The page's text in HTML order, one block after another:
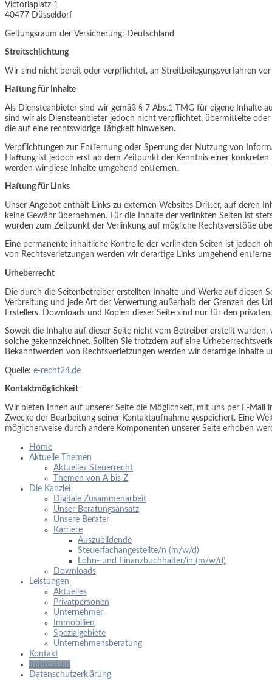
Victoriaplatz 1
40477 Düsseldorf
Geltungsraum der Versicherung: Deutschland
Streitschlichtung
Wir sind nicht bereit oder verpflichtet, an Streitbeilegungsverfahren
Haftung für Inhalte
Als Diensteanbieter sind wir gemäß § 7 Abs.1 TMG für eigene Inhalte
sind wir als Diensteanbieter jedoch nicht verpflichtet, übermittelte
die auf eine rechtswidrige Tätigkeit hinweisen.
Verpflichtungen zur Entfernung oder Sperrung der Nutzung von
Haftung ist jedoch erst ab dem Zeitpunkt der Kenntnis einer
werden wir diese Inhalte umgehend entfernen.
Haftung für Links
Unser Angebot enthält Links zu externen Websites Dritter, auf deren
keine Gewähr übernehmen. Für die Inhalte der verlinkten Seiten ist
wurden zum Zeitpunkt der Verlinkung auf mögliche Rechtsverstöße
Eine permanente inhaltliche Kontrolle der verlinkten Seiten ist jedoch
von Rechtsverletzungen werden wir derartige Links umgehend
Urheberrecht
Die durch die Seitenbetreiber erstellten Inhalte und Werke auf diesen
Verbreitung und jede Art der Verwertung außerhalb der Grenzen des
Erstellers. Downloads und Kopien dieser Seite sind nur für den
Soweit die Inhalte auf dieser Seite nicht vom Betreiber erstellt
solche gekennzeichnet. Sollten Sie trotzdem auf eine
Bekanntwerden von Rechtsverletzungen werden wir derartige Inhalte
Quelle: e-recht24.de
Kontaktmöglichkeit
Wir bieten Ihnen auf unserer Seite die Möglichkeit, mit uns per E-Mail
Zwecke der Bearbeitung seiner Kontaktaufnahme gespeichert. Eine
möglicherweise durch andere Komponenten unserer Seite erhoben
Home
Aktuelle Themen
Aktuelles Steuerrecht
Themen von A bis Z
Die Kanzlei
Digitale Zusammenarbeit
Unser Beratungsansatz
Unsere Berater
Karriere
Auszubildende
Steuerfachangestellte/n (m/w/d)
Lohn- und Finanzbuchhalter/in (m/w/d)
Downloads
Leistungen
Aktuelles
Privatpersonen
Unternehmer
Immobilien
Spezialgebiete
Unternehmensberatung
Kontakt
Impressum
Datenschutzerklärung